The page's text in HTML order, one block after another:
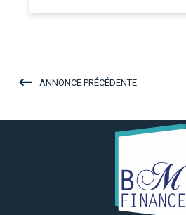
ANNONCE PRÉCÉDENTE